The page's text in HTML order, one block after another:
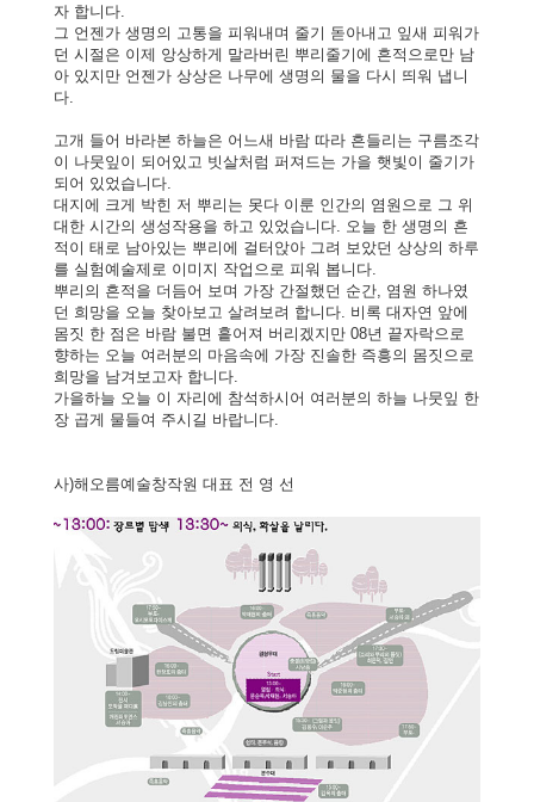
자 합니다.
그 언젠가 생명의 고통을 피워내며 줄기 돋아내고 잎새 피워가
던 시절은 이제 앙상하게 말라버린 뿌리줄기에 흔적으로만 남
아 있지만 언젠가 상상은 나무에 생명의 물을 다시 띄워 냅니
다.
고개 들어 바라본 하늘은 어느새 바람 따라 흔들리는 구름조각
이 나뭇잎이 되어있고 빗살처럼 퍼져드는 가을 햇빛이 줄기가
되어 있었습니다.
대지에 크게 박힌 저 뿌리는 못다 이룬 인간의 염원으로 그 위
대한 시간의 생성작용을 하고 있었습니다. 오늘 한 생명의 흔
적이 태로 남아있는 뿌리에 걸터앉아 그려 보았던 상상의 하루
를 실험예술제 로 이미지 작업으로 피워 봅니다.
뿌리의 흔적을 더듬어 보며 가장 간절했던 순간, 염원 하나였
던 희망을 오늘 찾아보고 살려보려 합니다. 비록 대자연 앞에
몸짓 한 점은 바람 불면 흩어져 버리겠지만 08년 끝자락으로
향하는 오늘 여러분의 마음속에 가장 진솔한 즉흥의 몸짓으로
희망을 남겨보고자 합니다.
가을하늘 오늘 이 자리에 참석하시어 여러분의 하늘 나뭇잎 한
장 곱게 물들여 주시길 바랍니다.
사)해오름예술창작원 대표 전 영 선